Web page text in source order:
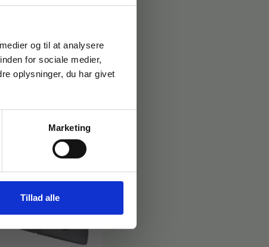
og til at analysere
for sociale medier,
oplysninger, du har givet
Marketing
Tillad alle